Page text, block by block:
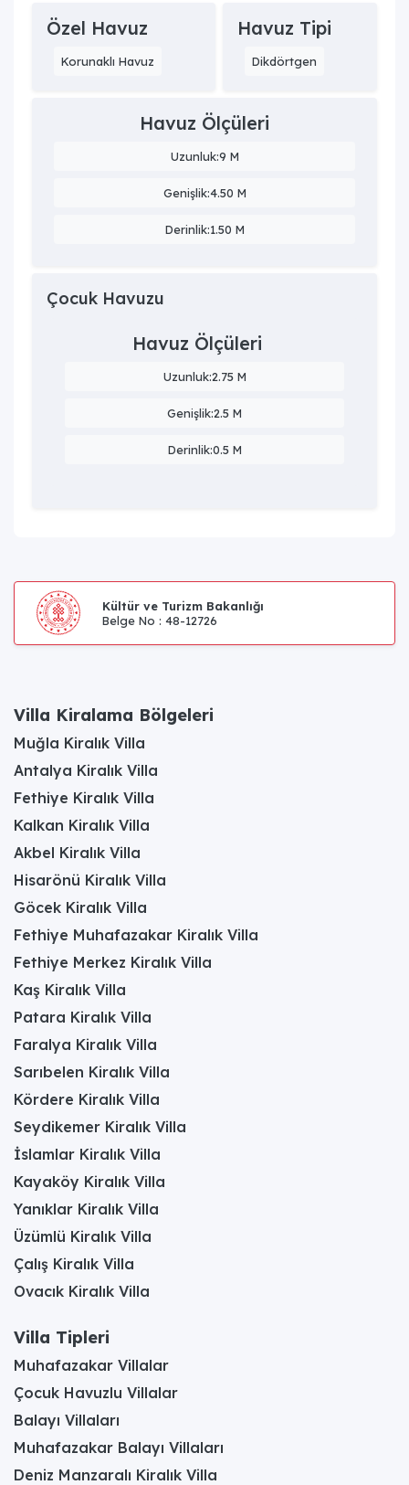
Özel Havuz
Korunaklı Havuz
Havuz Tipi
Dikdörtgen
Havuz Ölçüleri
Uzunluk:9 M
Genişlik:4.50 M
Derinlik:1.50 M
Çocuk Havuzu
Havuz Ölçüleri
Uzunluk:2.75 M
Genişlik:2.5 M
Derinlik:0.5 M
Kültür ve Turizm Bakanlığı
Belge No : 48-12726
Villa Kiralama Bölgeleri
Muğla Kiralık Villa
Antalya Kiralık Villa
Fethiye Kiralık Villa
Kalkan Kiralık Villa
Akbel Kiralık Villa
Hisarönü Kiralık Villa
Göcek Kiralık Villa
Fethiye Muhafazakar Kiralık Villa
Fethiye Merkez Kiralık Villa
Kaş Kiralık Villa
Patara Kiralık Villa
Faralya Kiralık Villa
Sarıbelen Kiralık Villa
Kördere Kiralık Villa
Seydikemer Kiralık Villa
İslamlar Kiralık Villa
Kayaköy Kiralık Villa
Yanıklar Kiralık Villa
Üzümlü Kiralık Villa
Çalış Kiralık Villa
Ovacık Kiralık Villa
Villa Tipleri
Muhafazakar Villalar
Çocuk Havuzlu Villalar
Balayı Villaları
Muhafazakar Balayı Villaları
Deniz Manzaralı Kiralık Villa